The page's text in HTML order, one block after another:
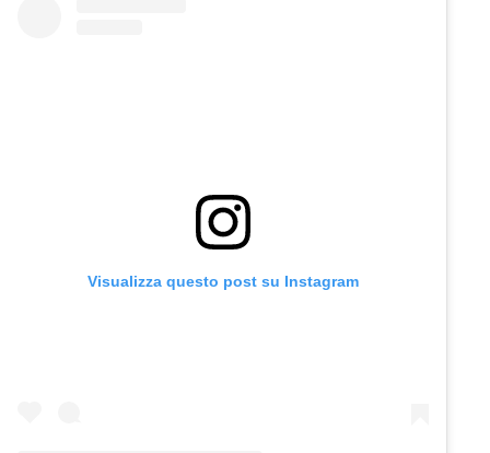
Visualizza questo post su Instagram